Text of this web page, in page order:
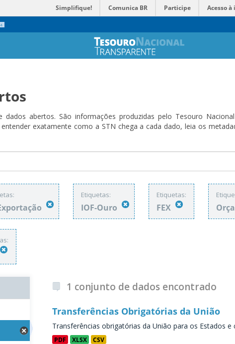
4
Simplifique! Comunica BR Participe Acesso
dados abertos. São informações produzidas pelo Tesouro
exatamente como a STN chega a cada dado, leia os
Etiquetas:
IOF-Ouro
Etiquetas:
FEX
1 conjunto de dados encontrado
Transferências Obrigatórias da União
Transferências obrigatórias da União para os Estados
PDF XLSX CSV